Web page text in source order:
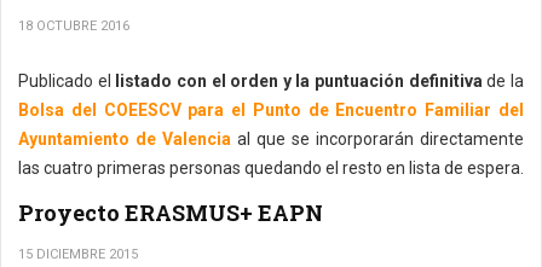
18 OCTUBRE 2016
Publicado el listado con el orden y la puntuación definitiva de la
Bolsa del COEESCV para el Punto de Encuentro Familiar del
Ayuntamiento de Valencia al que se incorporarán directamente
las cuatro primeras personas quedando el resto en lista de espera.
Proyecto ERASMUS+ EAPN
15 DICIEMBRE 2015